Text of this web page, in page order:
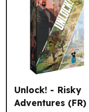
Unlock! - Risky
Adventures (FR)